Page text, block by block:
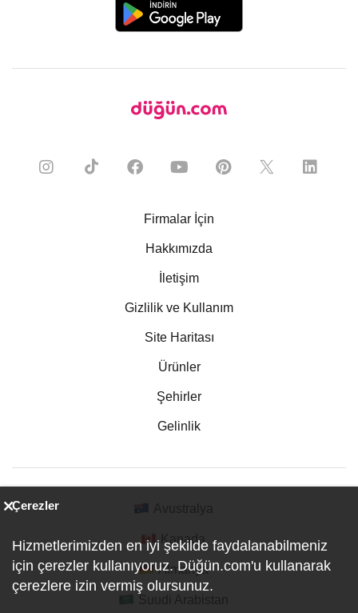
Firmalar İçin
Hakkımızda
İletişim
Gizlilik ve Kullanım
Site Haritası
Ürünler
Şehirler
Gelinlik
Kanada
Almanya
Çerezler
Hizmetlerimizden en iyi şekilde faydalanabilmeniz
için çerezler kullanıyoruz. Düğün.com'u kullanarak
çerezlere izin vermiş olursunuz.